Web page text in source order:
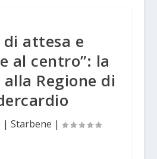
di attesa e
al centro”: la
Regione di
| Starbene |